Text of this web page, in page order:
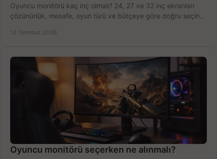
Oyuncu monitörü kaç inç olmalı? 24, 27 ve 32 inç ekranları
çözünürlük, mesafe, oyun türü ve bütçeye göre doğru seçin,
12 Temmuz 2026
Oyuncu monitörü seçerken ne alınmalı?